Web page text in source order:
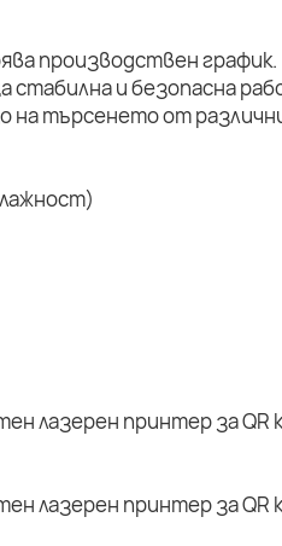
производствен график.
стабилна и безопасна
на търсенето от